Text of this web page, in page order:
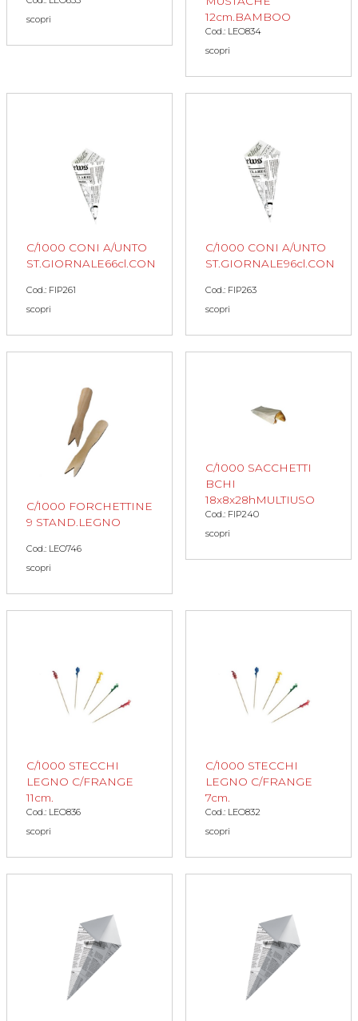
scopri
12cm.BAMBOO
Cod.: LEO834
scopri
C/1000 CONI A/UNTO
ST.GIORNALE66cl.CON
Cod.: FIP261
scopri
C/1000 CONI A/UNTO
ST.GIORNALE96cl.CON
Cod.: FIP263
scopri
C/1000 FORCHETTINE
9 STAND.LEGNO
Cod.: LEO746
scopri
C/1000 SACCHETTI
BCHI
18x8x28hMULTIUSO
Cod.: FIP240
scopri
C/1000 STECCHI
LEGNO C/FRANGE
11cm.
Cod.: LEO836
scopri
C/1000 STECCHI
LEGNO C/FRANGE
7cm.
Cod.: LEO832
scopri